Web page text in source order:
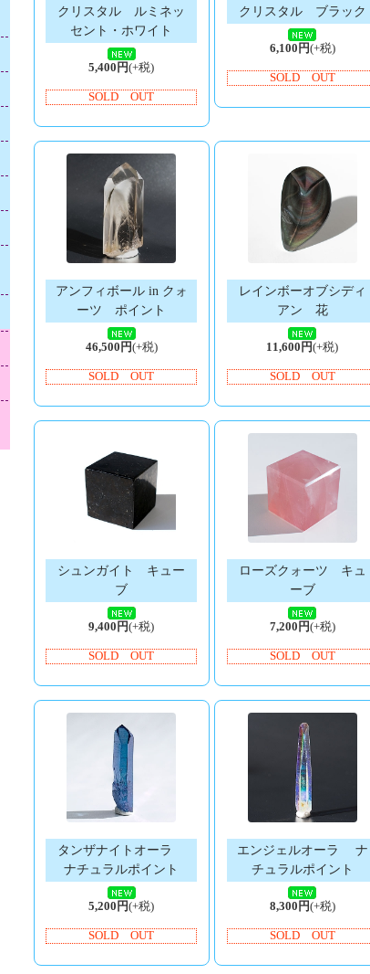
クリスタル ルミネッ
セント・ホワイト
5,400円(+税)
SOLD OUT
クリスタル ブラック
6,100円(+税)
SOLD OUT
アンフィボール in クォ
ーツ ポイント
46,500円(+税)
SOLD OUT
レインボーオブシディ
アン 花
11,600円(+税)
SOLD OUT
シュンガイト キュー
ブ
9,400円(+税)
SOLD OUT
ローズクォーツ キュ
ーブ
7,200円(+税)
SOLD OUT
タンザナイトオーラ
ナチュラルポイント
5,200円(+税)
SOLD OUT
エンジェルオーラ ナ
チュラルポイント
8,300円(+税)
SOLD OUT